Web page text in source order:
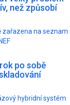
než způsobí
zařazena na seznam
po sobě
hybridní systém